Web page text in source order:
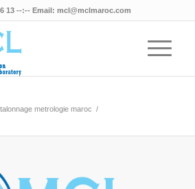
13 --:-- Email: mcl@mclmaroc.com
metrologie maroc /